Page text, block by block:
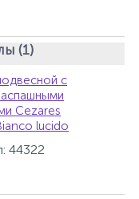
(1)
с
Cezares
lucido
44322